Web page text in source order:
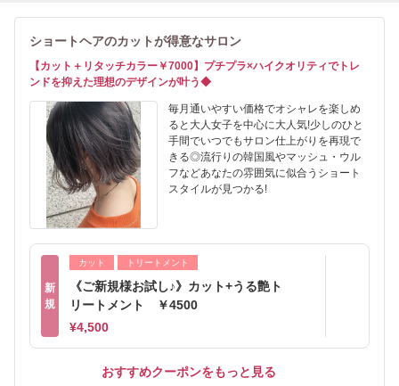
ショートヘアのカットが得意なサロン
【カット＋リタッチカラー￥7000】プチプラ×ハイクオリティでトレ
ンドを抑えた理想のデザインが叶う◆
毎月通いやすい価格でオシャレを楽しめ
ると大人女子を中心に大人気!少しのひと
手間でいつでもサロン仕上がりを再現で
きる◎流行りの韓国風やマッシュ・ウル
フなどあなたの雰囲気に似合うショート
スタイルが見つかる!
新
規
カット トリートメント
《ご新規様お試し♪》カット+うる艶ト
リートメント ￥4500
¥4,500
おすすめクーポンをもっと見る